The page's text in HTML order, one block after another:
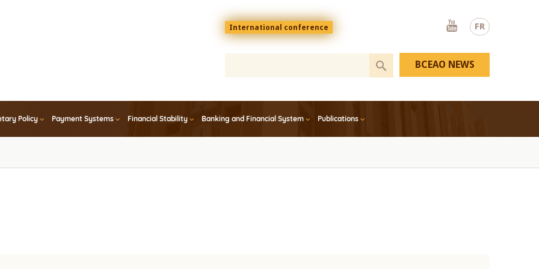
FR
Menu
top
En
International conference
Youtube
Policy Payment Systems Financial Stability Banking and Financial System Publications
BCEAO NEWS